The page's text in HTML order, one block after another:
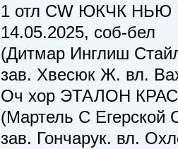
1 отл CW ЮКЧК НЬЮ
14.05.2025, соб-бел
(Дитмар Инглиш
зав. Хвесюк Ж. вл.
Оч хор ЭТАЛОН
(Мартель С
зав. Гончарук. вл.